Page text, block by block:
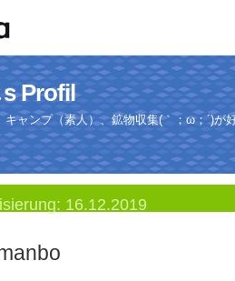
Profil
キャンプ（素人）、鉱物収集(｀；ω；´)が
16.12.2019